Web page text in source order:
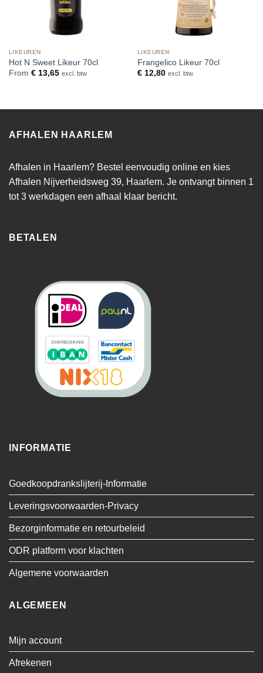
LIKEUREN
Hot N Sweet Likeur 70cl
From €13,65 excl. btw
LIKEUREN
Frangelico Likeur 70cl
€12,80 excl. btw
AFHALEN HAARLEM
Afhalen in Haarlem? Bestel eenvoudig online en kies
Afhalen Nijverheidsweg 39, Haarlem. Je ontvangt binnen 1
tot 3 werkdagen een afhaal klaar bericht.
BETALEN
INFORMATIE
Goedkoopdrankslijterij-Informatie
Leveringsvoorwaarden-Privacy
Bezorginformatie en retourbeleid
ODR platform voor klachten
Algemene voorwaarden
ALGEMEEN
Mijn account
Afrekenen